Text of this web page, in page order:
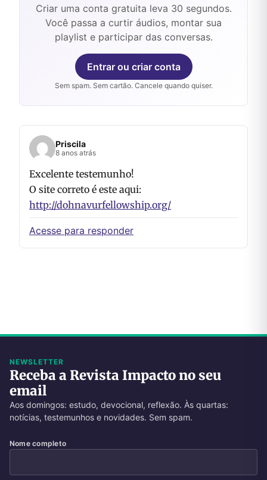
Criar uma conta gratuita leva 30 segundos.
Você passa a curtir áudios, montar sua
playlist e participar das conversas.
Entrar ou criar conta
Sem spam. Sem cartão. Cancele quando quiser.
Priscila
8 anos atrás
Excelente testemunho!
O site correto é este aqui:
http://dohnavurfellowship.org/
Acesse para responder
NEWSLETTER
Receba a Revista Impacto no seu
email
Aos domingos: estudo, devocional, reflexão. Às quartas:
notícias, testemunhos e novidades. Sem spam.
Nome completo